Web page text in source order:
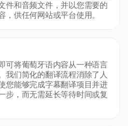
件和音频文件，并以您需要的
，供任何网站或平台使用。
可将葡萄牙语内容从一种语言
我们简化的翻译流程消除了人
您能够完成字幕翻译项目并进
步，而无需延长等待时间或复